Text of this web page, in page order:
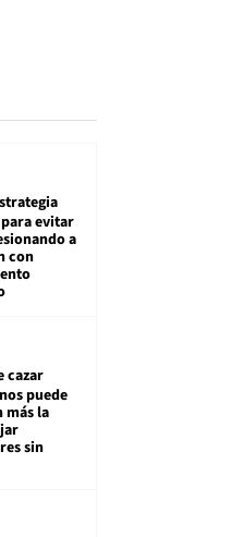
evitar
a
con
cazar
puede
más la
sin